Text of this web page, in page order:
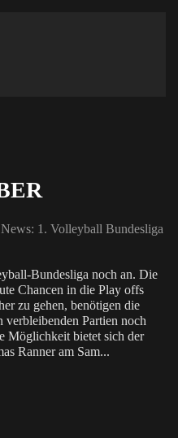
News: 1. Volleyball Bundesliga
Bundesliga noch an. Die
Chancen in die Play offs
zu gehen, benötigen die
verbleibenden Partien noch
Möglichkeit bietet sich der
Ranner am Sam...